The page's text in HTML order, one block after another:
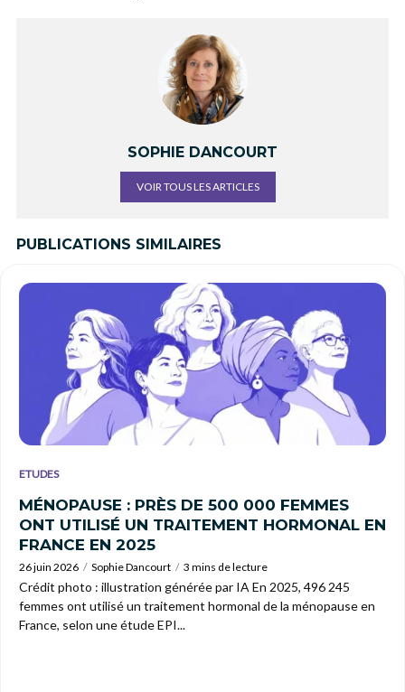
SOPHIE DANCOURT
VOIR TOUS LES ARTICLES
PUBLICATIONS SIMILAIRES
ETUDES
MÉNOPAUSE : PRÈS DE 500 000 FEMMES
ONT UTILISÉ UN TRAITEMENT HORMONAL EN
FRANCE EN 2025
26 juin 2026 Sophie Dancourt 3 mins de lecture
Crédit photo : illustration générée par IA En 2025, 496 245
femmes ont utilisé un traitement hormonal de la ménopause en
France, selon une étude EPI...